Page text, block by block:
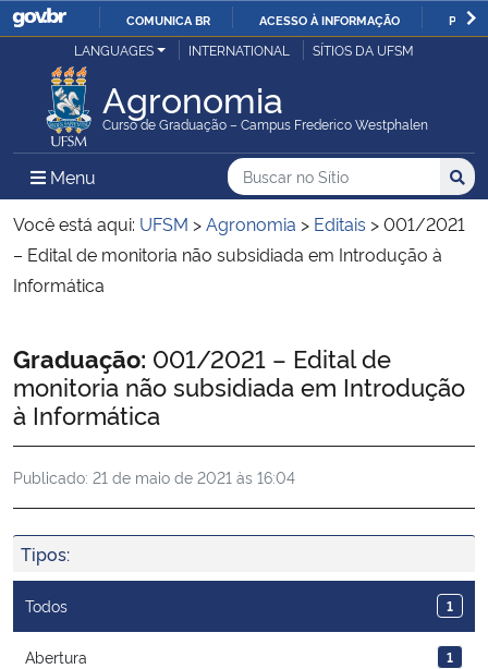
IR
O
COMUNICA BR ACESSO À INFORMAÇÃO
Ministério da Justiça e Segurança Pública
Ministério da Defesa
Ministério das Relações Exteriores
Ministério da Economia
Ministério da Agricultura, Pecuária e Abastecimento
Ministério da Educação
Ministério da Cidadania
Ministério da Saúde
LANGUAGES INTERNATIONAL SÍTIOS DA UFSM
Agronomia
Curso de Graduação – Campus Frederico Westphalen
Menu Menu Principal do Sítio
Busca
Buscar no no Sítio
Busca:
Você está aqui: UFSM >Agronomia > Editais >001/2021
– Edital de monitoria não subsidiada em Introdução à
Informática
Início do conteúdo
Graduação: 001/2021 – Edital de
monitoria não subsidiada em Introdução
à Informática
Publicado: 21 de maio de 2021 às 16:04
Tipos:
Todos 1
Abertura 1